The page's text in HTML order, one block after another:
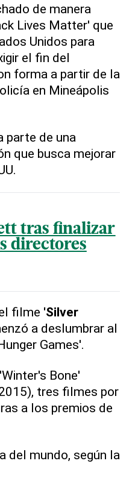
de manera
Lives Matter' que
Unidos para
el fin del
forma a partir de la
en Mineápolis
de una
que busca mejorar
tras finalizar
directores
filme 'Silver
a deslumbrar al
Games'.
Bone'
tres filmes por
a los premios de
del mundo, según la